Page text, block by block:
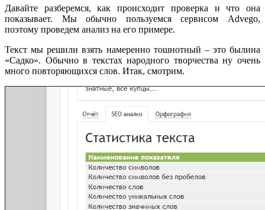
Давайте разберемся, как происходит проверка и что она
показывает. Мы обычно пользуемся сервисом Advego,
поэтому проведем анализ на его примере.
Текст мы решили взять намеренно тошнотный – это былина
«Садко». Обычно в текстах народного творчества ну очень
много повторяющихся слов. Итак, смотрим.